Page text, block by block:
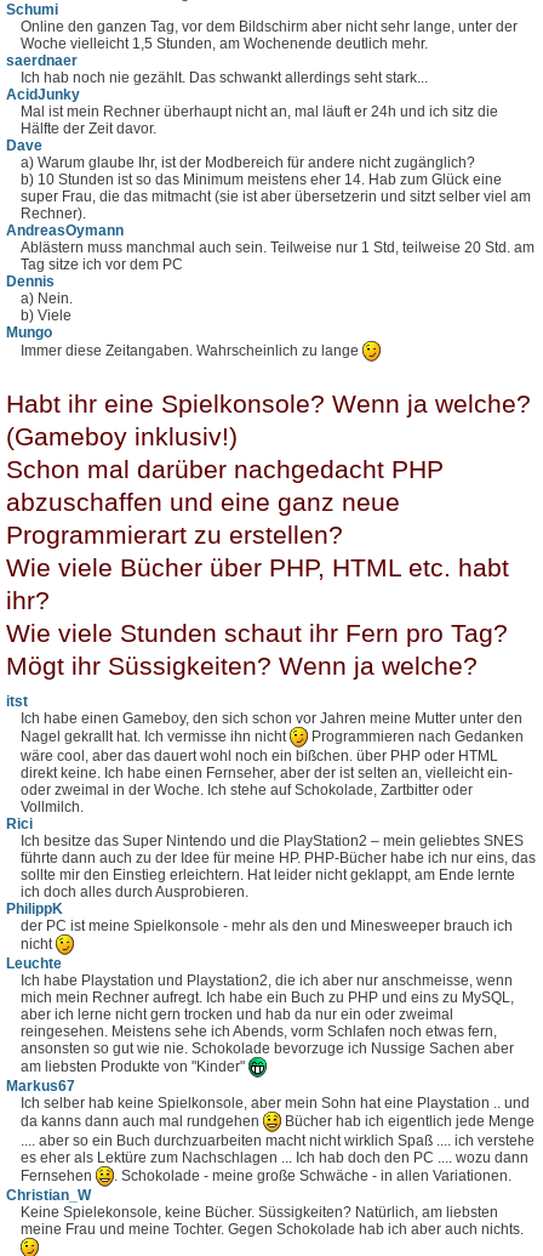
Schumi
Online den ganzen Tag, vor dem Bildschirm aber nicht sehr lange, unter der
Woche vielleicht 1,5 Stunden, am Wochenende deutlich mehr.
saerdnaer
Ich hab noch nie gezählt. Das schwankt allerdings seht stark...
AcidJunky
Mal ist mein Rechner überhaupt nicht an, mal läuft er 24h und ich sitz die
Hälfte der Zeit davor.
Dave
a) Warum glaube Ihr, ist der Modbereich für andere nicht zugänglich?
b) 10 Stunden ist so das Minimum meistens eher 14. Hab zum Glück eine
super Frau, die das mitmacht (sie ist aber übersetzerin und sitzt selber viel am
Rechner).
AndreasOymann
Ablästern muss manchmal auch sein. Teilweise nur 1 Std, teilweise 20 Std. am
Tag sitze ich vor dem PC
Dennis
a) Nein.
b) Viele
Mungo
Immer diese Zeitangaben. Wahrscheinlich zu lange
Habt ihr eine Spielkonsole? Wenn ja welche?
(Gameboy inklusiv!)
Schon mal darüber nachgedacht PHP
abzuschaffen und eine ganz neue
Programmierart zu erstellen?
Wie viele Bücher über PHP, HTML etc. habt
ihr?
Wie viele Stunden schaut ihr Fern pro Tag?
Mögt ihr Süssigkeiten? Wenn ja welche?
itst
Ich habe einen Gameboy, den sich schon vor Jahren meine Mutter unter den
Nagel gekrallt hat. Ich vermisse ihn nicht
Programmieren nach Gedanken
wäre cool, aber das dauert wohl noch ein bißchen. über PHP oder HTML
direkt keine. Ich habe einen Fernseher, aber der ist selten an, vielleicht ein-
oder zweimal in der Woche. Ich stehe auf Schokolade, Zartbitter oder
Vollmilch.
Rici
Ich besitze das Super Nintendo und die PlayStation2 – mein geliebtes SNES
führte dann auch zu der Idee für meine HP. PHP-Bücher habe ich nur eins, das
sollte mir den Einstieg erleichtern. Hat leider nicht geklappt, am Ende lernte
ich doch alles durch Ausprobieren.
PhilippK
der PC ist meine Spielkonsole - mehr als den und Minesweeper brauch ich
nicht
Leuchte
Ich habe Playstation und Playstation2, die ich aber nur anschmeisse, wenn
mich mein Rechner aufregt. Ich habe ein Buch zu PHP und eins zu MySQL,
aber ich lerne nicht gern trocken und hab da nur ein oder zweimal
reingesehen. Meistens sehe ich Abends, vorm Schlafen noch etwas fern,
ansonsten so gut wie nie. Schokolade bevorzuge ich Nussige Sachen aber
am liebsten Produkte von "Kinder"
Markus67
Ich selber hab keine Spielkonsole, aber mein Sohn hat eine Playstation .. und
da kanns dann auch mal rundgehen
Bücher hab ich eigentlich jede Menge
.... aber so ein Buch durchzuarbeiten macht nicht wirklich Spaß .... ich verstehe
es eher als Lektüre zum Nachschlagen ... Ich hab doch den PC .... wozu dann
Fernsehen
. Schokolade - meine große Schwäche - in allen Variationen.
Christian_W
Keine Spielekonsole, keine Bücher. Süssigkeiten? Natürlich, am liebsten
meine Frau und meine Tochter. Gegen Schokolade hab ich aber auch nichts.